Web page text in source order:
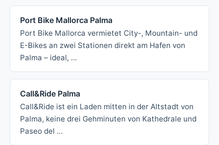
Port Bike Mallorca Palma
Port Bike Mallorca vermietet City-, Mountain- und
E-Bikes an zwei Stationen direkt am Hafen von
Palma – ideal, …
Call&Ride Palma
Call&Ride ist ein Laden mitten in der Altstadt von
Palma, keine drei Gehminuten von Kathedrale und
Paseo del …